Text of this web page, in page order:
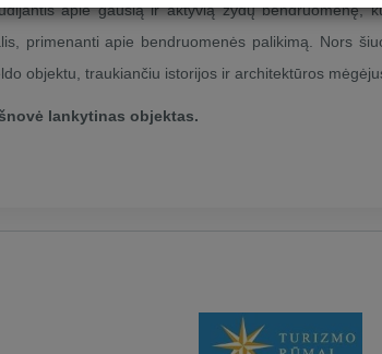
apie gausią ir aktyvią žydų bendruomenę,
primenanti apie bendruomenės palikimą. Nors
objektu, traukiančiu istorijos ir architektūros
lankytinas objektas.